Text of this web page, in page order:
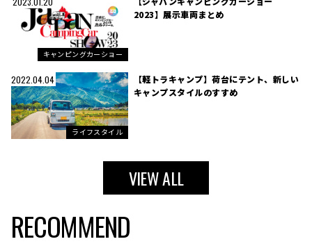
キャンピングカーショー
2023】展示車両まとめ
2022.04.04
ライフスタイル
【軽トラキャンプ】荷台にテント、新しい
キャンプスタイルのすすめ
VIEW ALL
RECOMMEND